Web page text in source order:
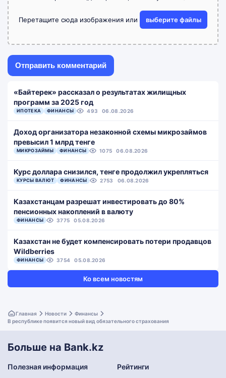
Перетащите сюда изображения или выберите файлы
«Байтерек» рассказал о результатах жилищных
программ за 2025 год
ИПОТЕКА ФИНАНСЫ 493 06.08.2026
Доход организатора незаконной схемы микрозаймов
превысил 1 млрд тенге
МИКРОЗАЙМЫ ФИНАНСЫ 1075 06.08.2026
Курс доллара снизился, тенге продолжил укрепляться
КУРСЫ ВАЛЮТ ФИНАНСЫ 2753 06.08.2026
Казахстанцам разрешат инвестировать до 80%
пенсионных накоплений в валюту
ФИНАНСЫ 3775 05.08.2026
Казахстан не будет компенсировать потери продавцов
Wildberries
ФИНАНСЫ 3754 05.08.2026
Ко всем новостям
Главная Новости
Финансы
В республике появится новый вид обязательного страхования
Больше на Bank.kz
Полезная информация Рейтинги